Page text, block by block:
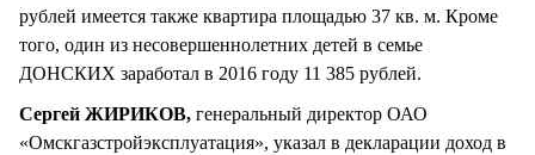
рублей имеется также квартира площадью 37 кв. м. Кроме
того, один из несовершеннолетних детей в семье
ДОНСКИХ заработал в 2016 году 11 385 рублей.
Сергей ЖИРИКОВ, генеральный директор ОАО
«Омскгазстройэксплуатация», указал в декларации доход в